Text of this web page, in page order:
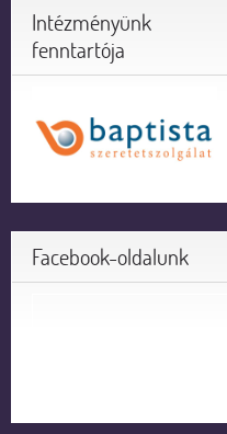
Intézményünk
fenntartója
Facebook-oldalunk